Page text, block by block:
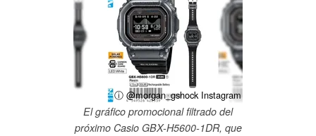
ⓘ @morgan_gshock Instagram
El gráfico promocional filtrado del
próximo Casio GBX-H5600-1DR, que